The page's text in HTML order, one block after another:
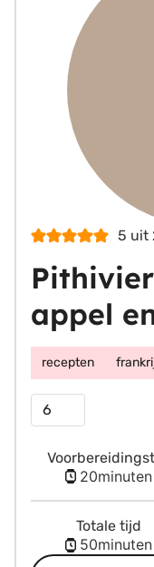
5 uit
appel
recepten
Porties
20minuten
minuten
Totale tijd
50minuten
minuten